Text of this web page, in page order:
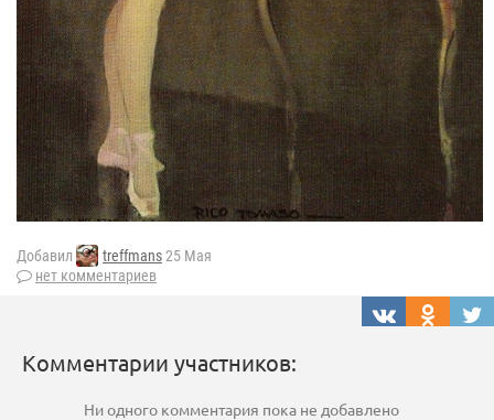
Добавил treffmans25 Мая
нет комментариев
Комментарии участников:
Ни одного комментария пока не добавлено